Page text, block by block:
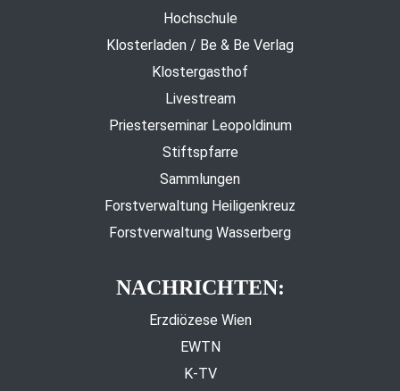
Hochschule
Klosterladen / Be & Be Verlag
Klostergasthof
Livestream
Priesterseminar Leopoldinum
Stiftspfarre
Sammlungen
Forstverwaltung Heiligenkreuz
Forstverwaltung Wasserberg
NACHRICHTEN:
Erzdiözese Wien
EWTN
K-TV